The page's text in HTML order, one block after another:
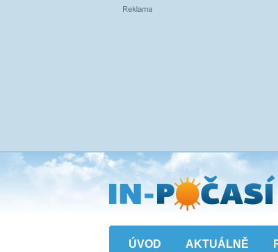
Přejít
na
hlavní
obsah
ÚVOD AKTUÁLNĚ